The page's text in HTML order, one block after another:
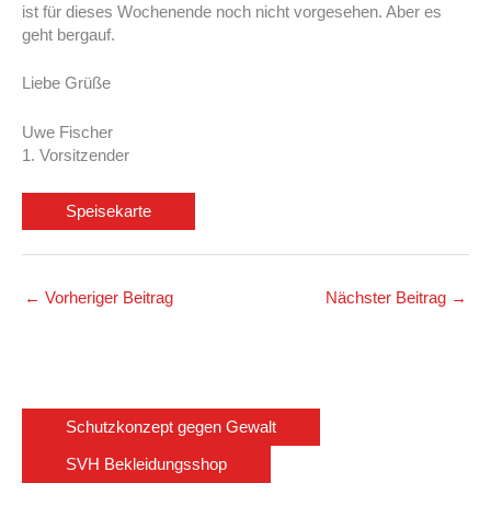
ist für dieses Wochenende noch nicht vorgesehen. Aber es
geht bergauf.
Liebe Grüße
Uwe Fischer
1. Vorsitzender
Speisekarte
← Vorheriger Beitrag Nächster Beitrag →
Schutzkonzept gegen Gewalt
SVH Bekleidungsshop